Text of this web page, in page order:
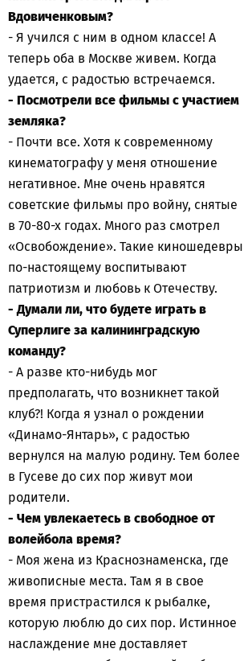
Вдовиченковым?
- Я учился с ним в одном классе! А
теперь оба в Москве живем. Когда
удается, с радостью встречаемся.
- Посмотрели все фильмы с участием
земляка?
- Почти все. Хотя к современному
кинематографу у меня отношение
негативное. Мне очень нравятся
советские фильмы про войну, снятые
в 70-80-х годах. Много раз смотрел
«Освобождение». Такие киношедевры
по-настоящему воспитывают
патриотизм и любовь к Отечеству.
- Думали ли, что будете играть в
Суперлиге за калининградскую
команду?
- А разве кто-нибудь мог
предполагать, что возникнет такой
клуб?! Когда я узнал о рождении
«Динамо-Янтарь», с радостью
вернулся на малую родину. Тем более
в Гусеве до сих пор живут мои
родители.
- Чем увлекаетесь в свободное от
волейбола время?
- Моя жена из Краснознаменска, где
живописные места. Там я в свое
время пристрастился к рыбалке,
которую люблю до сих пор. Истинное
наслаждение мне доставляет